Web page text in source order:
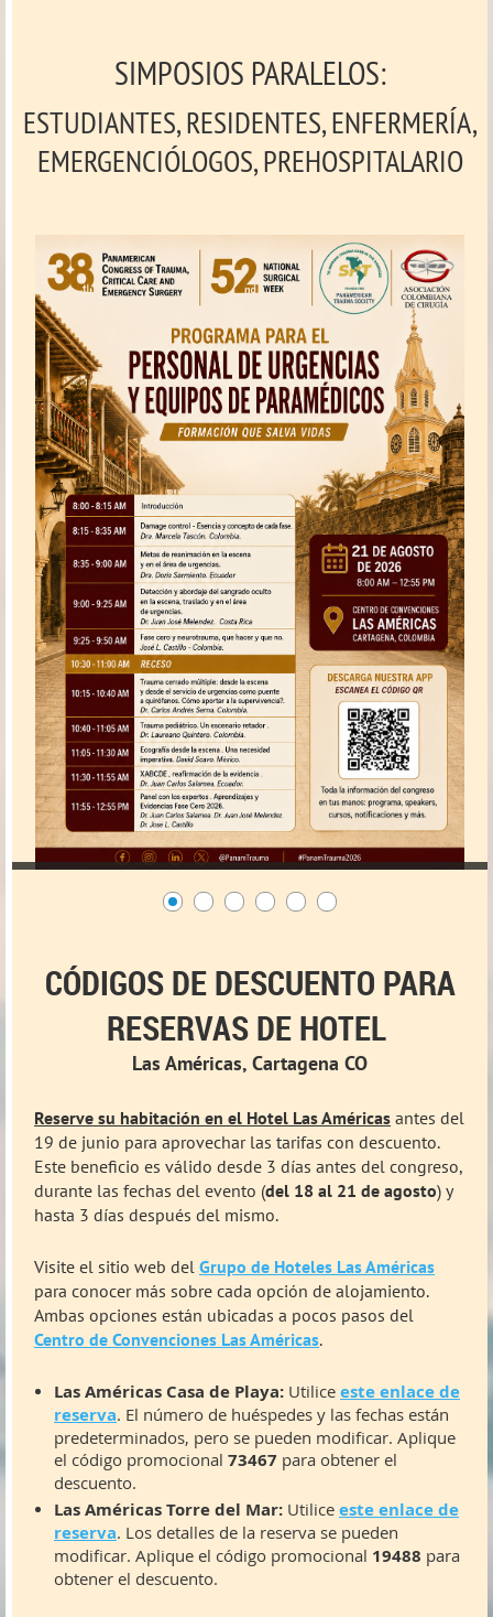
SIMPOSIOS PARALELOS:
ESTUDIANTES, RESIDENTES, ENFERMERÍA,
EMERGENCIÓLOGOS, PREHOSPITALARIO
CÓDIGOS DE DESCUENTO PARA
RESERVAS DE HOTEL
Las Américas, Cartagena CO
Reserve su habitación en el Hotel Las Américas antes del
19 de junio para aprovechar las tarifas con descuento.
Este beneficio es válido desde 3 días antes del congreso,
durante las fechas del evento (del 18 al 21 de agosto) y
hasta 3 días después del mismo.
Visite el sitio web del Grupo de Hoteles Las Américas
para conocer más sobre cada opción de alojamiento.
Ambas opciones están ubicadas a pocos pasos del
Centro de Convenciones Las Américas.
Las Américas Casa de Playa: Utilice este enlace de
reserva. El número de huéspedes y las fechas están
predeterminados, pero se pueden modificar. Aplique
el código promocional 73467 para obtener el
descuento.
Las Américas Torre del Mar: Utilice este enlace de
reserva. Los detalles de la reserva se pueden
modificar. Aplique el código promocional 19488 para
obtener el descuento.